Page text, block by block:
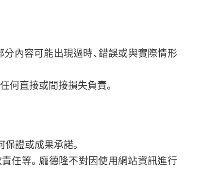
內容可能出現過時、錯誤或與實際情形
何直接或間接損失負責。
證或成果承諾。
任等。龐德隆不對因使用網站資訊進行